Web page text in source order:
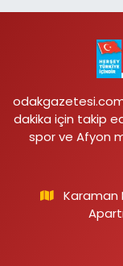
dakika için takip
spor ve Afyon
Karaman